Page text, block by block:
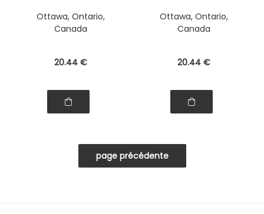
Ottawa, Ontario,
Canada
20.44 €
Ottawa, Ontario,
Canada
20.44 €